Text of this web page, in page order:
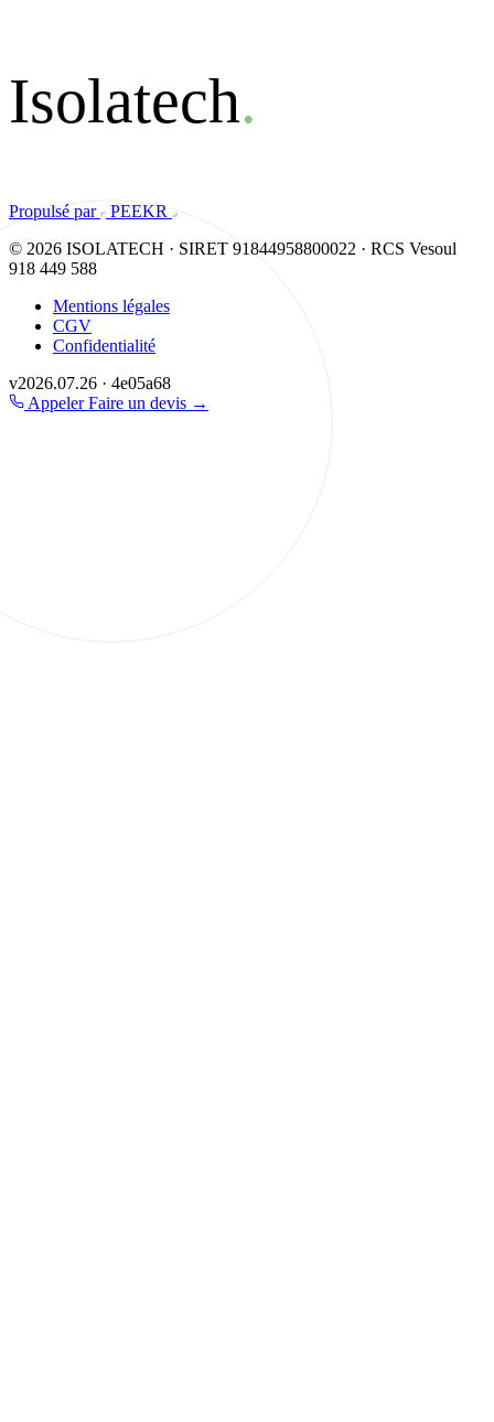
Isolatech.
Propulsé par
PEEKR
© 2026 ISOLATECH · SIRET 91844958800022 · RCS Vesoul
918 449 588
Mentions légales
CGV
Confidentialité
v2026.07.26 · 4e05a68
AppelerFaire un devis →